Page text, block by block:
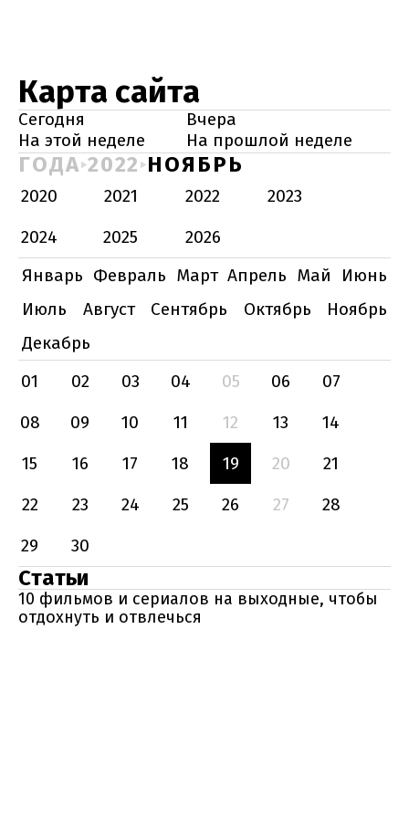
Карта сайта
Сегодня
Вчера
На этой неделе
На прошлой неделе
ГОДА 2022 НОЯБРЬ
2020 2021 2022
2023
2024
2025
2026
Январь Февраль Март Апрель Май
Июнь
Июль
Август Сентябрь Октябрь
Ноябрь
Декабрь
01
02 03 04 05 06
07
08
09 10 11 12 13
14
15
16 17 18 19 20
21
22
23 24 25 26 27
28
29
30
Статьи
10 фильмов и сериалов на выходные, чтобы
отдохнуть и отвлечься